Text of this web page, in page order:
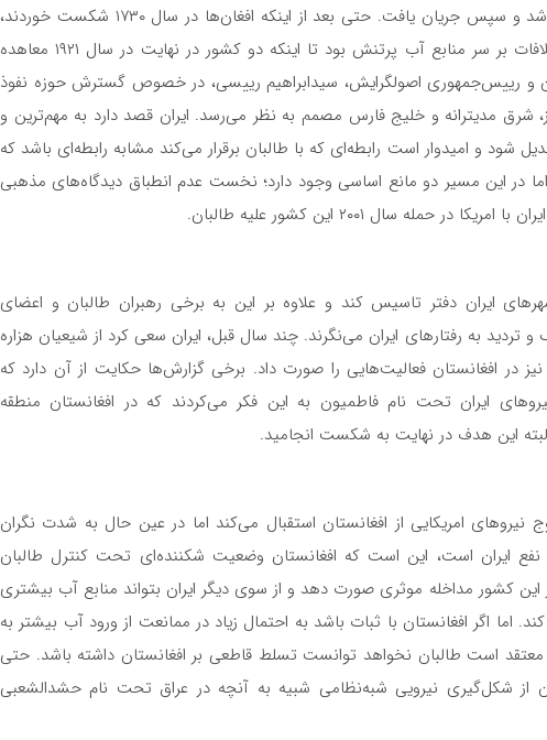
صفویان بود را به اشغال درآوردند تیره شد و سپس جریان یافت. حتی بعد از اینکه افغان‌ها در سال ۱۷۳۰ شکست خوردند،
باز هم روابط دو کشور تحت تاثیر اختلافات بر سر منابع آب پرتنش بود تا اینکه دو کشور در نهایت در سال ۱۹۲۱ معاهده
و رییس‌جمهوری اصولگرایش، سیدابراهیم رییسی، در خصوص گسترش حوزه نفوذ
شرق مدیترانه و خلیج فارس مصمم به نظر می‌رسد. ایران قصد دارد به مهم‌ترین و
شود و امیدوار است رابطه‌ای که با طالبان برقرار می‌کند مشابه رابطه‌ای باشد که
در این مسیر دو مانع اساسی وجود دارد؛ نخست عدم انطباق دیدگاه‌های مذهبی
سال ۲۰۰۱ این کشور علیه طالبان.
ایران دفتر تاسیس کند و علاوه بر این به برخی رهبران طالبان و اعضای
و تردید به رفتارهای ایران می‌نگرند. چند سال قبل، ایران سعی کرد از شیعیان هزاره
در افغانستان فعالیت‌هایی را صورت داد. برخی گزارش‌ها حکایت از آن دارد که
ایران تحت نام فاطمیون به این فکر می‌کردند که در افغانستان منطقه‌
این هدف در نهایت به شکست انجامید.
نیروهای امریکایی از افغانستان استقبال می‌کند اما در عین حال به ‌شدت نگران
ایران است، این است که افغانستان وضعیت شکننده‌ای تحت کنترل طالبان
این کشور مداخله موثری صورت دهد و از سوی دیگر ایران بتواند منابع آب بیشتری
اما اگر افغانستان با ثبات باشد به احتمال زیاد در ممانعت از ورود آب بیشتر به
معتقد است طالبان نخواهد توانست تسلط قاطعی بر افغانستان داشته باشد. حتی
از شکل‌گیری نیرویی شبه‌نظامی شبیه به آنچه در عراق تحت نام حشد‌الشعبی